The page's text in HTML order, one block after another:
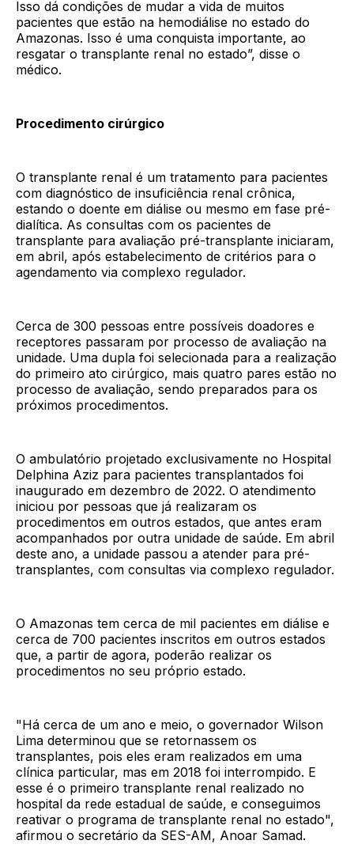
Isso dá condições de mudar a vida de muitos
pacientes que estão na hemodiálise no estado do
Amazonas. Isso é uma conquista importante, ao
resgatar o transplante renal no estado”, disse o
médico.
Procedimento cirúrgico
O transplante renal é um tratamento para pacientes
com diagnóstico de insuficiência renal crônica,
estando o doente em diálise ou mesmo em fase pré-
dialítica. As consultas com os pacientes de
transplante para avaliação pré-transplante iniciaram,
em abril, após estabelecimento de critérios para o
agendamento via complexo regulador.
Cerca de 300 pessoas entre possíveis doadores e
receptores passaram por processo de avaliação na
unidade. Uma dupla foi selecionada para a realização
do primeiro ato cirúrgico, mais quatro pares estão no
processo de avaliação, sendo preparados para os
próximos procedimentos.
O ambulatório projetado exclusivamente no Hospital
Delphina Aziz para pacientes transplantados foi
inaugurado em dezembro de 2022. O atendimento
iniciou por pessoas que já realizaram os
procedimentos em outros estados, que antes eram
acompanhados por outra unidade de saúde. Em abril
deste ano, a unidade passou a atender para pré-
transplantes, com consultas via complexo regulador.
O Amazonas tem cerca de mil pacientes em diálise e
cerca de 700 pacientes inscritos em outros estados
que, a partir de agora, poderão realizar os
procedimentos no seu próprio estado.
"Há cerca de um ano e meio, o governador Wilson
Lima determinou que se retornassem os
transplantes, pois eles eram realizados em uma
clínica particular, mas em 2018 foi interrompido. E
esse é o primeiro transplante renal realizado no
hospital da rede estadual de saúde, e conseguimos
reativar o programa de transplante renal no estado",
afirmou o secretário da SES-AM, Anoar Samad.